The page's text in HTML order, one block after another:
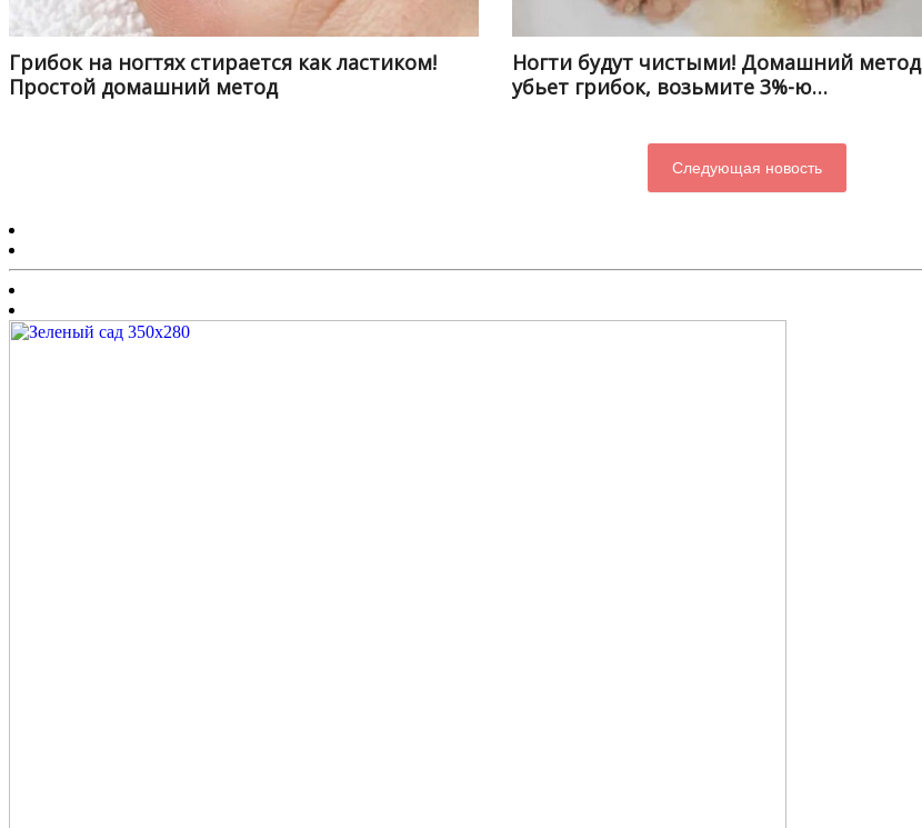
Грибок на ногтях стирается как ластиком!
Простой домашний метод
Ногти будут чистыми! Домашний метод
убьет грибок, возьмите 3%-ю…
Следующая новость